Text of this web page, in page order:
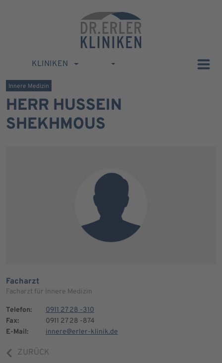
KLINIKEN
Innere Medizin
HERR HUSSEIN
SHEKHMOUS
Facharzt
Facharzt für Innere Medizin
Telefon:
0911 27 28 -310
Fax:
0911 27 28 -874
E-Mail:
innere@erler-klinik.de
ZURÜCK